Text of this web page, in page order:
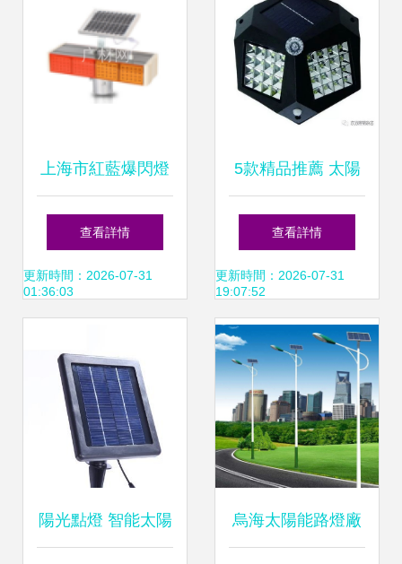
上海市紅藍爆閃燈
市場價及LED太陽
能板配置解讀
查看詳情
更新時間：2026-07-31
01:36:03
5款精品推薦 太陽
能LED一體化壁
燈，點亮綠色生活
查看詳情
更新時間：2026-07-31
19:07:52
陽光點燈 智能太陽 烏海太陽能路燈廠